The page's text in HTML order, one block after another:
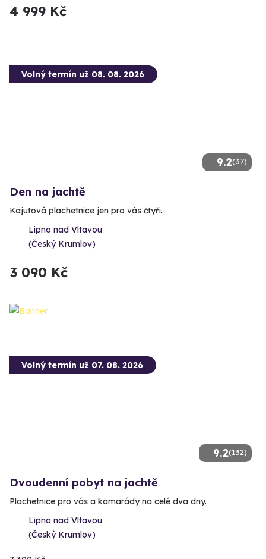
4 999 Kč
9.2(37)
Volný termín už 08. 08. 2026
Den na jachtě
Kajutová plachetnice jen pro vás čtyři.
Lipno nad Vltavou
(Český Krumlov)
3 090 Kč
9.2(132)
Volný termín už 07. 08. 2026
Dvoudenní pobyt na jachtě
Plachetnice pro vás a kamarády na celé dva dny.
Lipno nad Vltavou
(Český Krumlov)